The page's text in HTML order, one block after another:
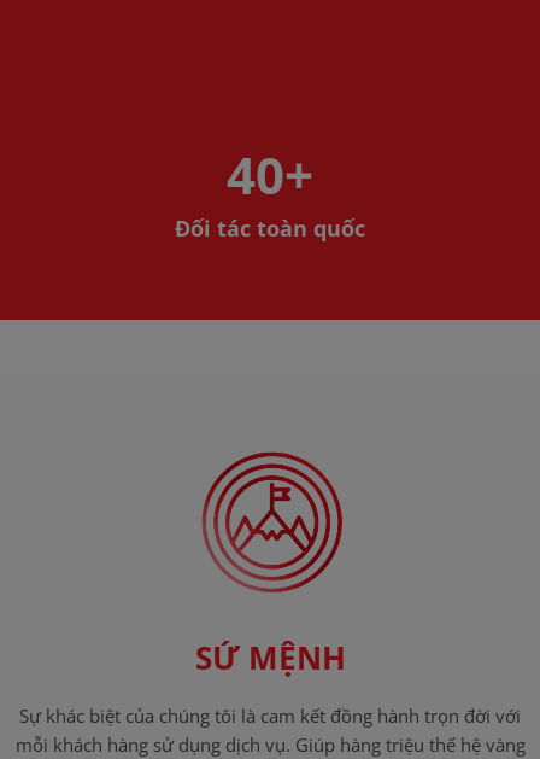
40+
Đối tác toàn quốc
GIÁ TRỊ CỐT LÕI
Luôn coi chất lượng và uy tín là danh dự. Lấy khách hàng và
đối tác làm trung tâm. Lấy sự thành công và kết quả mang lại